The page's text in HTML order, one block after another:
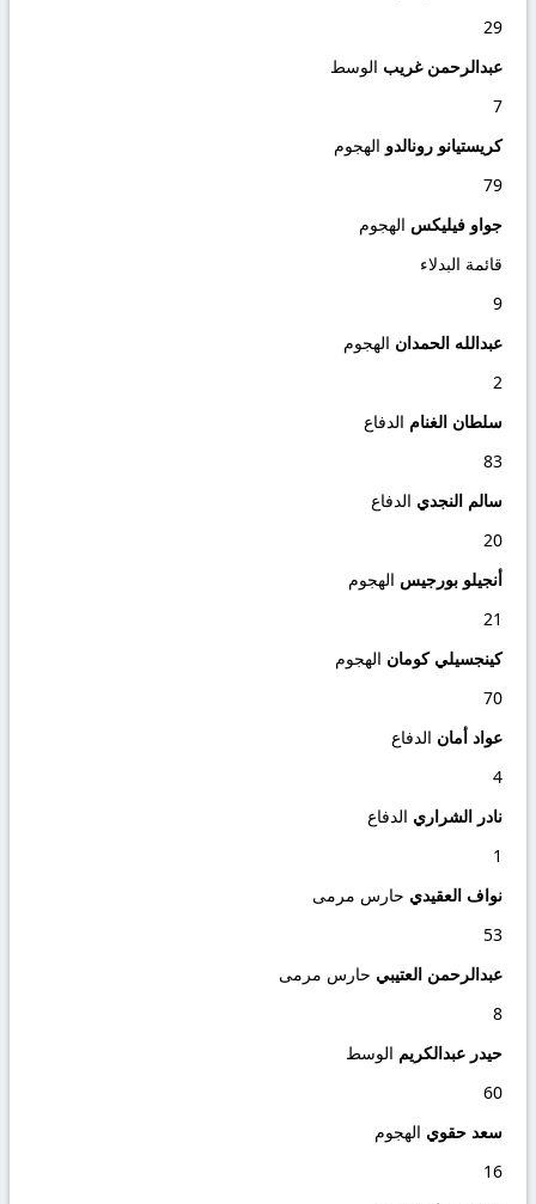
29
عبدالرحمن غريب الوسط
7
كريستيانو رونالدو الهجوم
79
جواو فيليكس الهجوم
قائمة البدلاء
9
عبدالله الحمدان الهجوم
2
سلطان الغنام الدفاع
83
سالم النجدي الدفاع
20
أنجيلو بورجيس الهجوم
21
كينجسيلي كومان الهجوم
70
عواد أمان الدفاع
4
نادر الشراري الدفاع
1
نواف العقيدي حارس مرمى
53
عبدالرحمن العتيبي حارس مرمى
8
حيدر عبدالكريم الوسط
60
سعد حقوي الهجوم
16